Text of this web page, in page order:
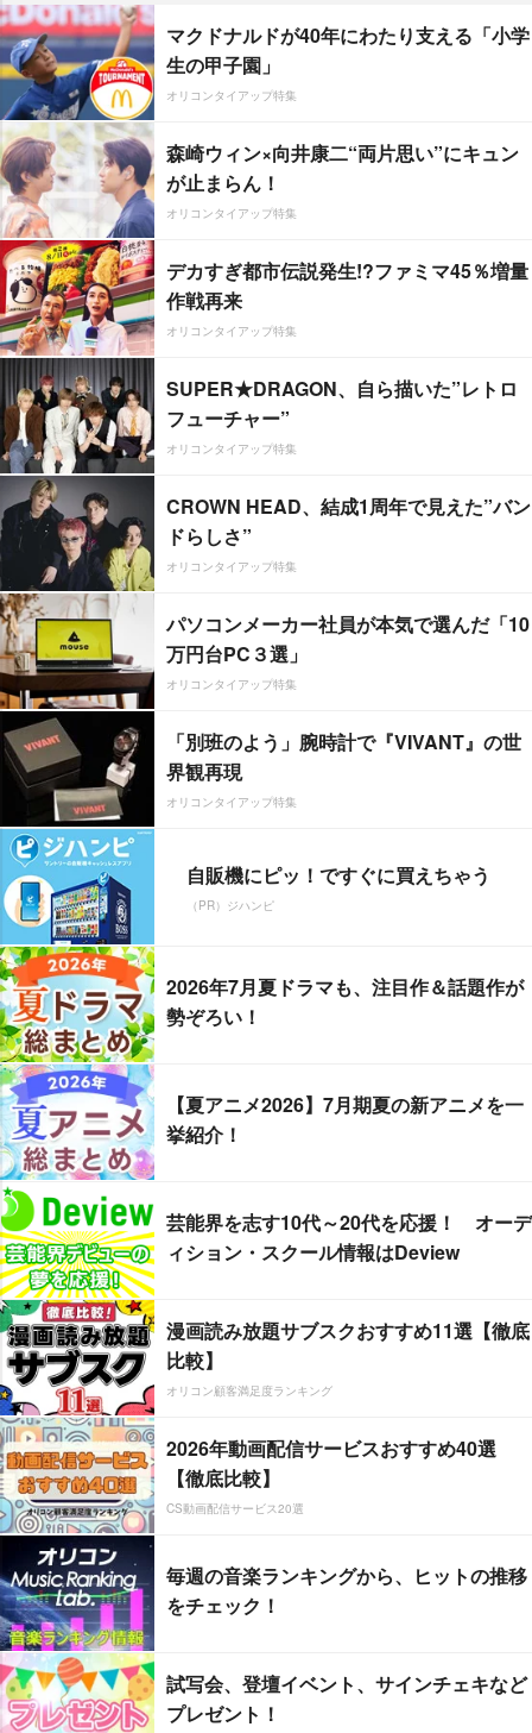
マクドナルドが40年にわたり支える「小学
生の甲子園」
オリコンタイアップ特集
森崎ウィン×向井康二“両片思い”にキュン
が止まらん！
オリコンタイアップ特集
デカすぎ都市伝説発生!?ファミマ45％増量
作戦再来
オリコンタイアップ特集
SUPER★DRAGON、自ら描いた”レトロ
フューチャー”
オリコンタイアップ特集
CROWN HEAD、結成1周年で見えた”バン
ドらしさ”
オリコンタイアップ特集
パソコンメーカー社員が本気で選んだ「10
万円台PC３選」
オリコンタイアップ特集
「別班のよう」腕時計で『VIVANT』の世
界観再現
オリコンタイアップ特集
自販機にピッ！ですぐに買えちゃう
（PR）ジハンピ
2026年7月夏ドラマも、注目作＆話題作が
勢ぞろい！
【夏アニメ2026】7月期夏の新アニメを一
挙紹介！
芸能界を志す10代～20代を応援！ オーデ
ィション・スクール情報はDeview
漫画読み放題サブスクおすすめ11選【徹底
比較】
オリコン顧客満足度ランキング
2026年動画配信サービスおすすめ40選
【徹底比較】
CS動画配信サービス20選
毎週の音楽ランキングから、ヒットの推移
をチェック！
試写会、登壇イベント、サインチェキなど
プレゼント！